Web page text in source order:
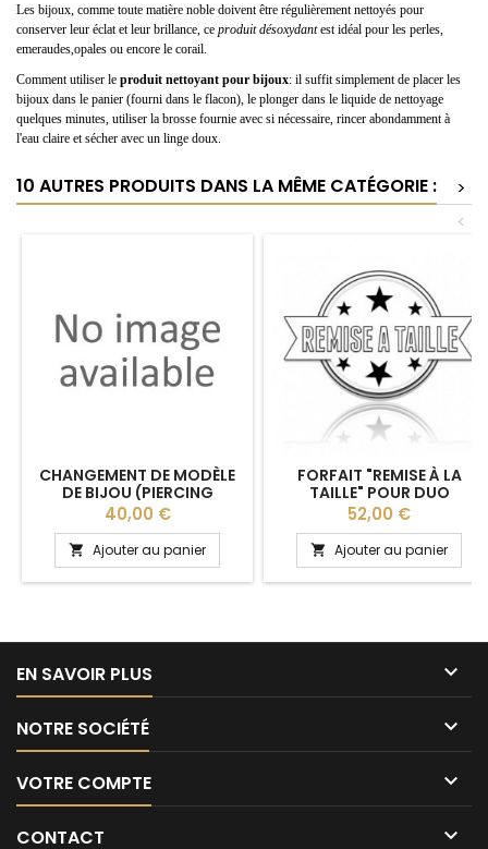
Les bijoux, comme toute matière noble doivent être régulièrement nettoyés pour
conserver leur éclat et leur brillance, ce produit désoxydantest idéal pour les perles,
emeraudes,opales ou encore le corail.
Comment utiliser le produit nettoyant pour bijoux: il suffit simplement de placer les
bijoux dans le panier (fourni dans le flacon), le plonger dans le liquide de nettoyage
quelques minutes, utiliser la brosse fournie avec si nécessaire, rincer abondamment à
l'eau claire et sécher avec un linge doux.
10 AUTRES PRODUITS DANS LA MÊME CATÉGORIE :
>
<
CHANGEMENT DE MODÈLE
DE BIJOU (PIERCING
NOMBRIL CONTRE BOUCLES
D'OREILLES)
Prix
40,00 €
 Ajouter au panier
FORFAIT "REMISE À LA
TAILLE" POUR DUO
D'ALLIANCES
Prix
52,00 €
 Ajouter au panier
EN SAVOIR PLUS 
NOTRE SOCIÉTÉ 
VOTRE COMPTE 
CONTACT 